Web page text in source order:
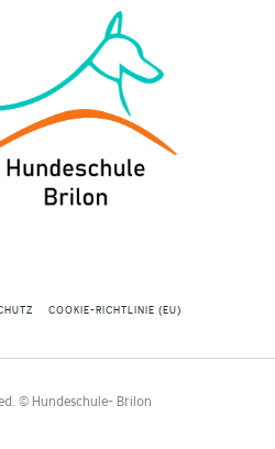
COOKIE-RICHTLINIE (EU)
© Hundeschule- Brilon